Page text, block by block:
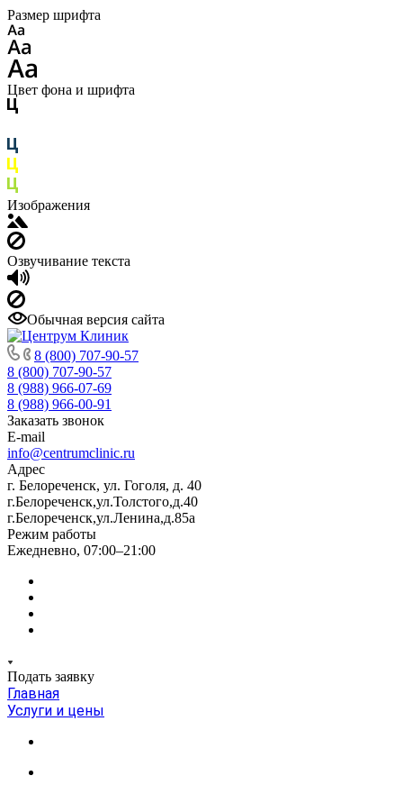
Размер шрифта
Цвет фона и шрифта
Изображения
Озвучивание текста
Обычная версия сайта
8 (800) 707-90-57
8 (800) 707-90-57
8 (988) 966-07-69
8 (988) 966-00-91
Заказать звонок
E-mail
info@centrumclinic.ru
Адрес
г. Белореченск, ул. Гоголя, д. 40
г.Белореченск,ул.Толстого,д.40
г.Белореченск,ул.Ленина,д.85а
Режим работы
Ежедневно, 07:00–21:00
Подать заявку
Главная
Услуги и цены